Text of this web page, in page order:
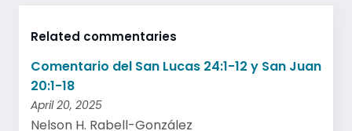
Related commentaries
Comentario del San Lucas 24:1-12 y San Juan
20:1-18
April 20, 2025
Nelson H. Rabell-González